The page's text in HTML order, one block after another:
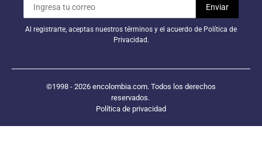
Al registrarte, aceptas nuestros términos y el acuerdo de Política de
Privacidad.
©1998 - 2026 encolombia.com. Todos los derechos
reservados.
Política de privacidad